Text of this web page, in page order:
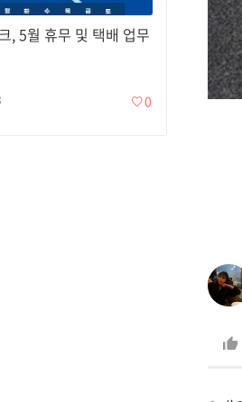
, 5월 휴무 및 택배 업무
0